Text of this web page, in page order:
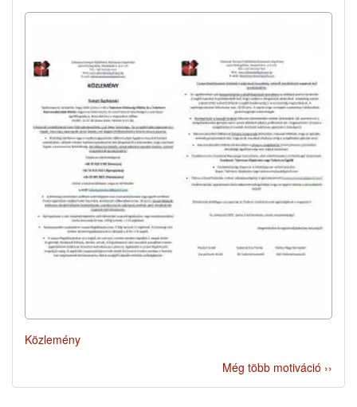
Közlemény
Még több motiváció ››